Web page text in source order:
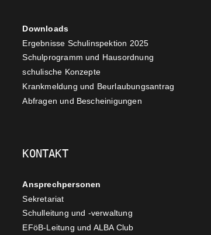
Downloads
Ergebnisse Schulinspektion 2025
Schulprogramm und Hausordnung
schulische Konzepte
Krankmeldung und Beurlaubungsantrag
Abfragen und Bescheinigungen
KONTAKT
Ansprechpersonen
Sekretariat
Schulleitung und -verwaltung
EFöB-Leitung und ALBA Club